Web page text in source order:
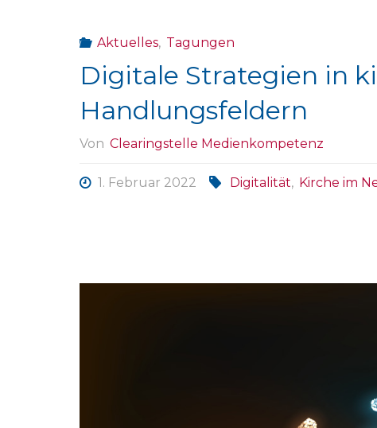
Aktuelles, Tagungen
Digitale Strategien in
Handlungsfeldern
Von Clearingstelle Medienkompetenz
1. Februar 2022 Digitalität, Kirche im